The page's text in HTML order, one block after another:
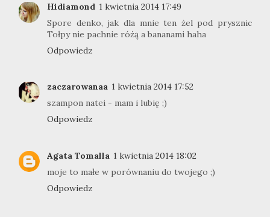
Hidiamond 1 kwietnia 2014 17:49
Spore denko, jak dla mnie ten żel pod prysznic
Tołpy nie pachnie różą a bananami haha
Odpowiedz
zaczarowanaa 1 kwietnia 2014 17:52
szampon natei - mam i lubię ;)
Odpowiedz
Agata Tomalla 1 kwietnia 2014 18:02
moje to małe w porównaniu do twojego ;)
Odpowiedz